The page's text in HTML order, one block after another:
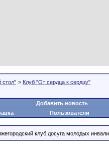
стол" > Клуб "От сердца к сердцу"
Добавить новость
Пользователи
клуб досуга молодых